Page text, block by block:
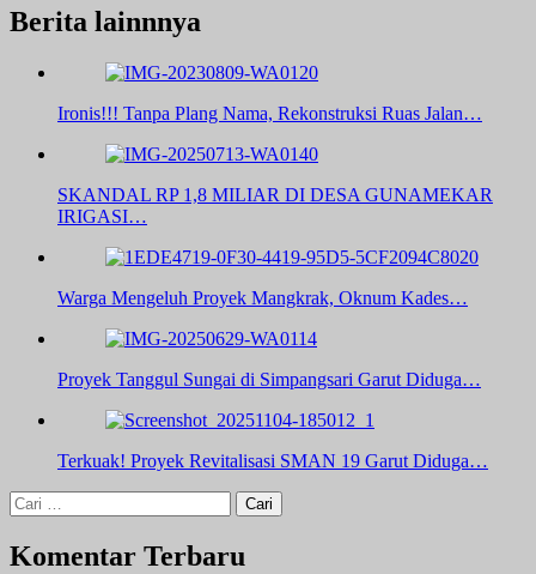
Berita lainnnya
Ironis!!! Tanpa Plang Nama, Rekonstruksi Ruas Jalan…
SKANDAL RP 1,8 MILIAR DI DESA GUNAMEKAR
IRIGASI…
Warga Mengeluh Proyek Mangkrak, Oknum Kades…
Proyek Tanggul Sungai di Simpangsari Garut Diduga…
Terkuak! Proyek Revitalisasi SMAN 19 Garut Diduga…
Cari
untuk:
Komentar Terbaru